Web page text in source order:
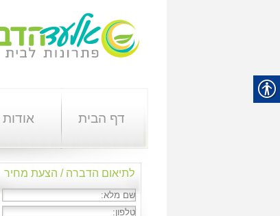
דף הבית אודות
לתיאום הדברה / הצעת מחיר